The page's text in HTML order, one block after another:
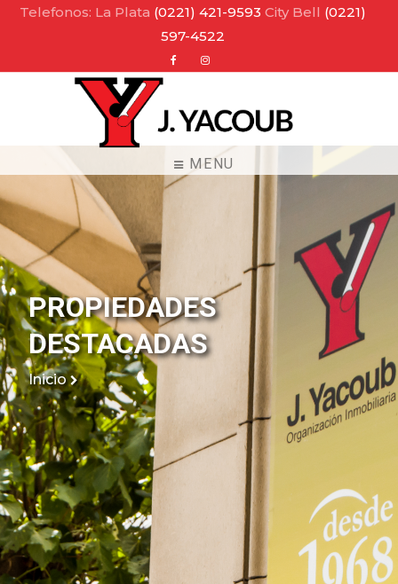
Telefonos: La Plata (0221) 421-9593 City Bell (0221)
597-4522
FacebookInstagram
MENU
PROPIEDADES
DESTACADAS
Inicio